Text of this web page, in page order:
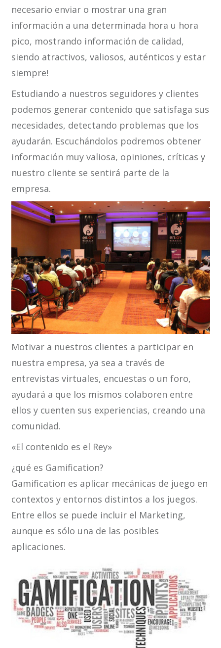
necesario enviar o mostrar una gran
información a una determinada hora u hora
pico, mostrando información de calidad,
siendo atractivos, valiosos, auténticos y estar
siempre!
Estudiando a nuestros seguidores y clientes
podemos generar contenido que satisfaga sus
necesidades, detectando problemas que los
ayudarán. Escuchándolos podremos obtener
información muy valiosa, opiniones, críticas y
nuestro cliente se sentirá parte de la
empresa.
Motivar a nuestros clientes a participar en
nuestra empresa, ya sea a través de
entrevistas virtuales, encuestas o un foro,
ayudará a que los mismos colaboren entre
ellos y cuenten sus experiencias, creando una
comunidad.
«El contenido es el Rey»
¿qué es Gamification?
Gamification es aplicar mecánicas de juego en
contextos y entornos distintos a los juegos.
Entre ellos se puede incluir el Marketing,
aunque es sólo una de las posibles
aplicaciones.